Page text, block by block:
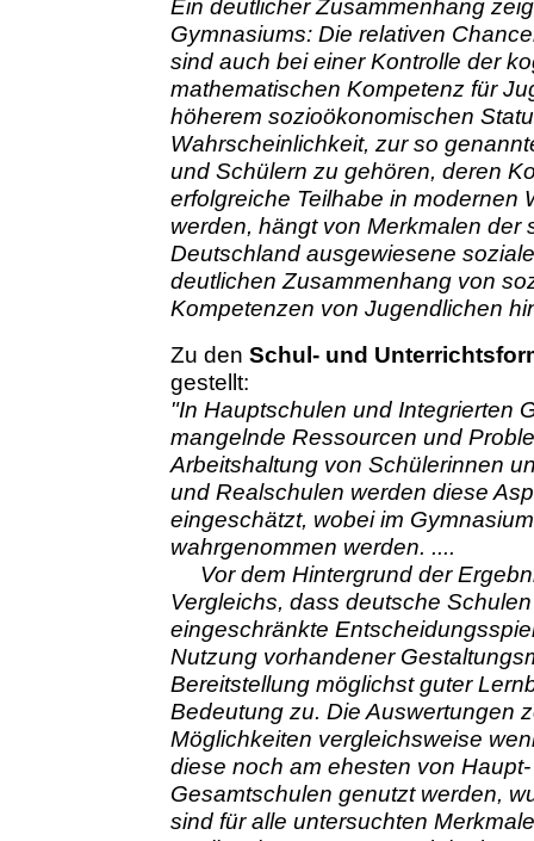
Ein deutlicher Zusammenhang
Gymnasiums: Die relativen
sind auch bei einer Kontrolle der
mathematischen Kompetenz für
höherem sozioökonomischen
Wahrscheinlichkeit, zur so
und Schülern zu gehören, deren
erfolgreiche Teilhabe in
werden, hängt von Merkmalen der
Deutschland ausgewiesene
deutlichen Zusammenhang von
Kompetenzen von Jugendlichen
Zu den Schul- und
gestellt:
"In Hauptschulen und Integrierten
mangelnde Ressourcen und
Arbeitshaltung von Schülerinnen
und Realschulen werden diese
eingeschätzt, wobei im
wahrgenommen werden. ....
Vor dem Hintergrund der
Vergleichs, dass deutsche
eingeschränkte
Nutzung vorhandener
Bereitstellung möglichst guter
Bedeutung zu. Die Auswertungen
Möglichkeiten vergleichsweise
diese noch am ehesten von
Gesamtschulen genutzt werden,
sind für alle untersuchten